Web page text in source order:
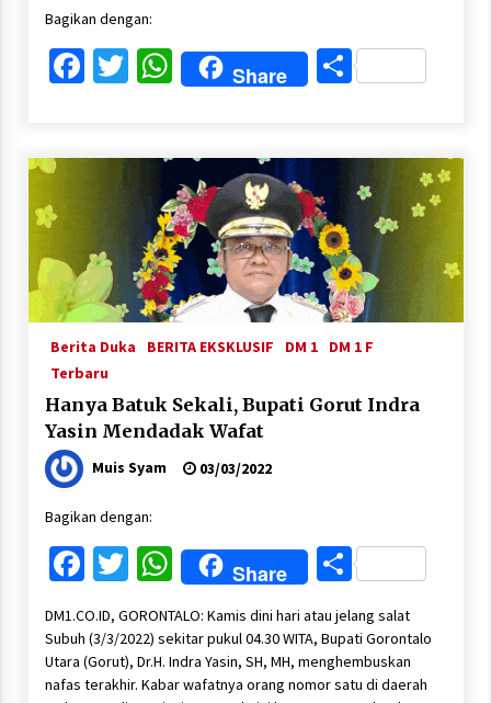
Bagikan dengan:
Facebook
Twitter
WhatsApp
Share Share
Berita Duka BERITA EKSKLUSIF DM 1
DM 1 F
Terbaru
Hanya Batuk Sekali, Bupati Gorut Indra
Yasin Mendadak Wafat
Muis Syam 03/03/2022
Bagikan dengan:
Facebook
Twitter
WhatsApp
Share Share
DM1.CO.ID, GORONTALO: Kamis dini hari atau jelang salat
Subuh (3/3/2022) sekitar pukul 04.30 WITA, Bupati Gorontalo
Utara (Gorut), Dr.H. Indra Yasin, SH, MH, menghembuskan
nafas terakhir. Kabar wafatnya orang nomor satu di daerah